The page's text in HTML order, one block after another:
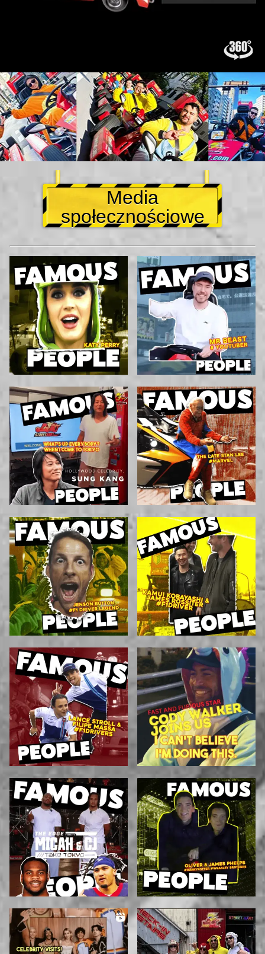
Media
społecznościowe